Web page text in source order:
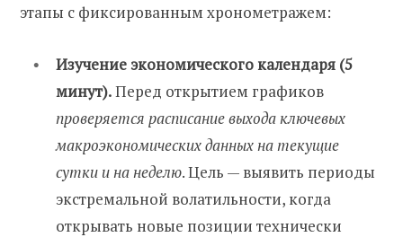
этапы с фиксированным хронометражем:
Изучение экономического календаря (5
минут).Перед открытием графиков
проверяется расписание выхода ключевых
макроэкономических данных на текущие
сутки и на неделю. Цель — выявить периоды
экстремальной волатильности, когда
открывать новые позиции технически